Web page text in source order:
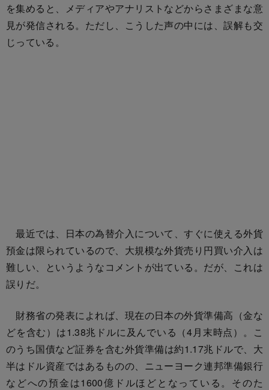
を集めると、メディアやアナリストなどからさまざまな意
見が発信される。ただし、こうした声の中には、誤解も交
じっている。
最近では、日本の為替介入について、すぐに使える外貨
預金は限られているので、大規模な外貨売り円買い介入は
難しい、というようなコメントが出ている。だが、これは
誤りだ。
財務省の発表によれば、現在の日本の外貨準備高（金な
どを含む）は1.38兆ドルに及んでいる（4月末時点）。こ
のうち国債など証券を含む外貨準備は約1.17兆ドルで、大
半はドル資産ではあるものの、ニューヨーク連邦準備銀行
などへの預金は1600億ドルほどとなっている。そのた